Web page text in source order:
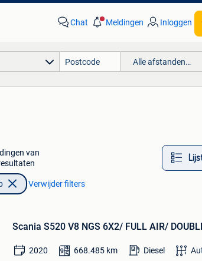
Chat Meldingen Inloggen
Alle afstanden…
van
Verwijder filters
Scania S520 V8 NGS 6X2/ FULL AIR/
2020 668.485 km Diesel